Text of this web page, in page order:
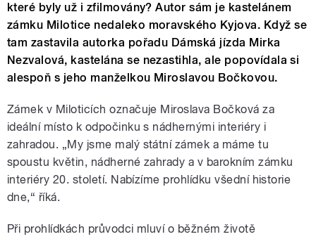
které byly už i zfilmovány? Autor sám je kastelánem
zámku Milotice nedaleko moravského Kyjova. Když se
tam zastavila autorka pořadu Dámská jízda Mirka
Nezvalová, kastelána se nezastihla, ale popovídala si
alespoň s jeho manželkou Miroslavou Bočkovou.
Zámek v Miloticích označuje Miroslava Bočková za
ideální místo k odpočinku s nádhernými interiéry i
zahradou. „My jsme malý státní zámek a máme tu
spoustu květin, nádherné zahrady a v barokním zámku
interiéry 20. století. Nabízíme prohlídku všední historie
dne,“ říká.
Při prohlídkách průvodci mluví o běžném životě